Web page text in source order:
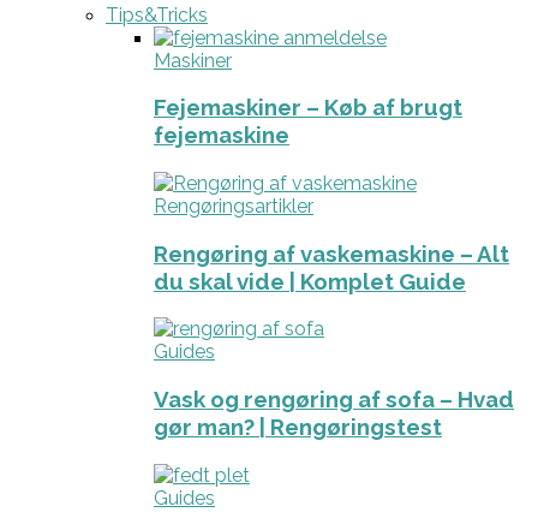
Tips&Tricks
Maskiner
Fejemaskiner – Køb af brugt
fejemaskine
Rengøringsartikler
Rengøring af vaskemaskine – Alt
du skal vide | Komplet Guide
Guides
Vask og rengøring af sofa – Hvad
gør man? | Rengøringstest
Guides